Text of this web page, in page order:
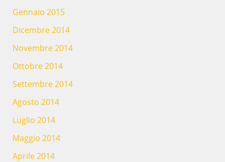
Gennaio 2015
Dicembre 2014
Novembre 2014
Ottobre 2014
Settembre 2014
Agosto 2014
Luglio 2014
Maggio 2014
Aprile 2014